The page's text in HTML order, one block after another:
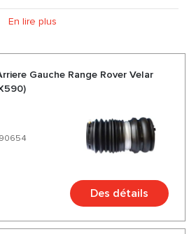
Rover Velar) est un crossover
automobile britannique
marque Land Rover. Le quatrième
Rover Velar a été présenté le
en Angleterre.
En lire plus
Gauche Range Rover Velar
Des détails